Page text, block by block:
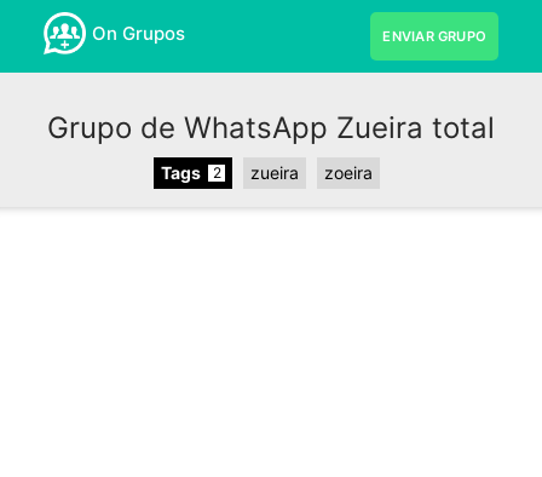
On Grupos ENVIAR GRUPO
Grupo de WhatsApp Zueira total
Tags 2 zueira zoeira